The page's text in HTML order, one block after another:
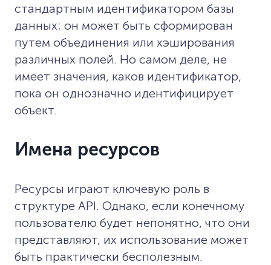
стандартным идентификатором базы
данных; он может быть сформирован
путем объединения или хэширования
различных полей. Но самом деле, не
имеет значения, каков идентификатор,
пока он однозначно идентифицирует
объект.
Имена ресурсов
Ресурсы играют ключевую роль в
структуре API. Однако, если конечному
пользователю будет непонятно, что они
представляют, их использование может
быть практически бесполезным.